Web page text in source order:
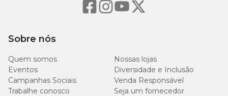
Sobre nós
Quem somos
Nossas lojas
Eventos
Diversidade e Inclusão
Campanhas Sociais
Venda Responsável
Trabalhe conosco
Seja um fornecedor